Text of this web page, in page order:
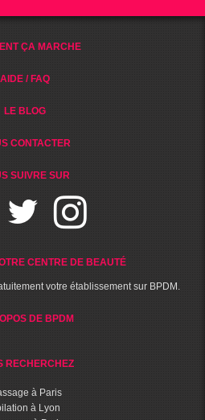
ÇA MARCHE
AIDE / FAQ
LE BLOG
CONTACTER
SUIVRE SUR
CENTRE DE BEAUTÉ
votre établissement sur BPDM.
DE BPDM
RECHERCHEZ
à Paris
à Lyon